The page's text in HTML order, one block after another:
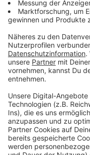
Schülerverkehr
Schon vor Jahren
Hersteller
Anzeige